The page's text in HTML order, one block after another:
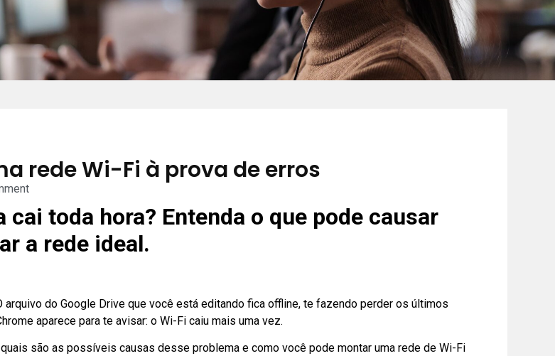
rede Wi-Fi à prova de erros
toda hora? Entenda o que pode causar
a rede ideal.
do Google Drive que você está editando fica offline, te fazendo perder os últimos
aparece para te avisar: o Wi-Fi caiu mais uma vez.
são as possíveis causas desse problema e como você pode montar uma rede de Wi-Fi